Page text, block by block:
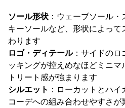
ソール形状 ：ウェーブソール
キーソールなど、形状によっ
わります
ロゴ・ディテール：サイドのロ
ッキングが控えめなほどミニ
トリート感が強まります
シルエット ：ローカットとハ
コーデへの組み合わせやすさが